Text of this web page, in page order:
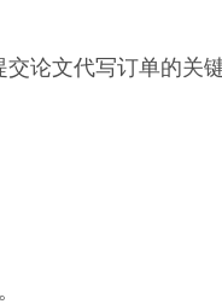
论文代写订单的关